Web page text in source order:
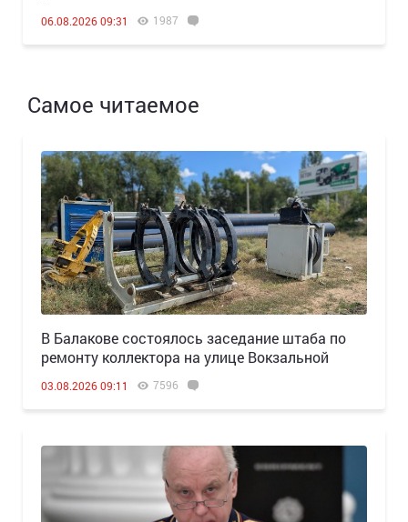
06.08.2026 09:31 1987
Самое читаемое
В Балакове состоялось заседание штаба по
ремонту коллектора на улице Вокзальной
03.08.2026 09:11 7596